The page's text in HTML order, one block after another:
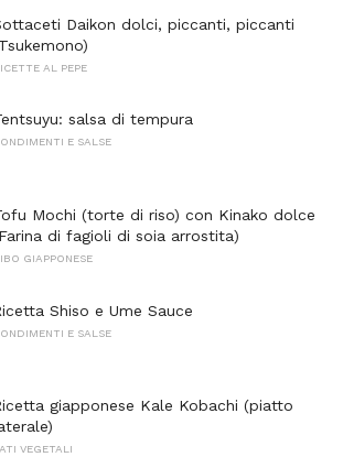
Daikon dolci, piccanti, piccanti
AL PEPE
salsa di tempura
E SALSE
Mochi (torte di riso) con Kinako dolce
di fagioli di soia arrostita)
GIAPPONESE
Shiso e Ume Sauce
E SALSE
giapponese Kale Kobachi (piatto
VEGETALI